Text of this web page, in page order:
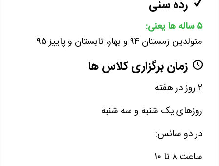
رده سنی
۵ ساله ها یعنی:
متولدین زمستان ۹۴ و بهار، تابستان و پاییز ۹۵
زمان برگزاری کلاس ها
۲ روز در هفته
روزهای یک شنبه و سه شنبه
در دو سانس:
ساعت ۸ تا ۱۰